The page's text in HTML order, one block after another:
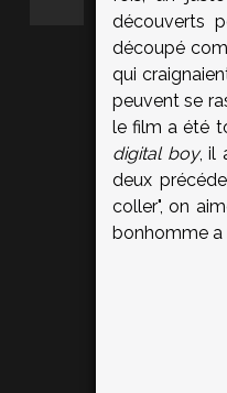
découverts
découpé
qui
peuvent se
le film a été
digital boy, il
deux
coller", on
bonhomme a